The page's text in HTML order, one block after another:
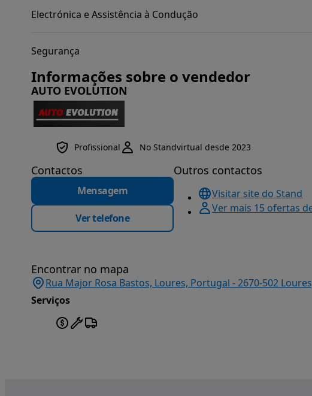
Electrónica e Assistência à Condução
Segurança
Informações sobre o vendedor
AUTO EVOLUTION
Profissional No Standvirtual desde 2023
Contactos
Mensagem
Ver telefone
Outros contactos
Visitar site do Stand
Ver mais 15 ofertas
Encontrar no mapa
Rua Major Rosa Bastos, Loures, Portugal - 2670-502
Serviços